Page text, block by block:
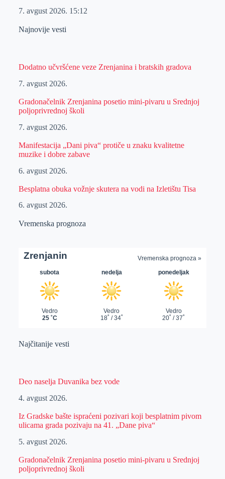
7. avgust 2026. 15:12
Najnovije vesti
Dodatno učvršćene veze Zrenjanina i bratskih gradova
7. avgust 2026.
Gradonačelnik Zrenjanina posetio mini-pivaru u Srednjoj
poljoprivrednoj školi
7. avgust 2026.
Manifestacija „Dani piva“ protiče u znaku kvalitetne
muzike i dobre zabave
6. avgust 2026.
Besplatna obuka vožnje skutera na vodi na Izletištu Tisa
6. avgust 2026.
Vremenska prognoza
Najčitanije vesti
Deo naselja Duvanika bez vode
4. avgust 2026.
Iz Gradske bašte ispraćeni pozivari koji besplatnim pivom
ulicama grada pozivaju na 41. „Dane piva“
5. avgust 2026.
Gradonačelnik Zrenjanina posetio mini-pivaru u Srednjoj
poljoprivrednoj školi